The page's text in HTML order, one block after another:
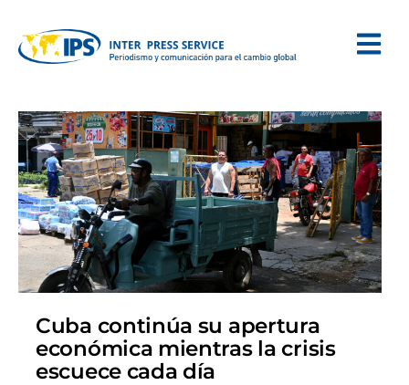
Cuba continúa su apertura
económica mientras la crisis
escuece cada día